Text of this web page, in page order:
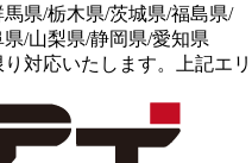
県/栃木県/茨城県/福島県/
/山梨県/静岡県/愛知県
対応いたします。上記エリ